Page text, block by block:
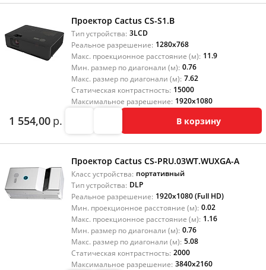
Проектор Cactus CS-S1.B
Тип устройства: 3LCD
Реальное разрешение: 1280x768
Макс. проекционное расстояние (м): 11.9
Мин. размер по диагонали (м): 0.76
Макс. размер по диагонали (м): 7.62
Статическая контрастность: 15000
Максимальное разрешение: 1920x1080
1 554,00 р. В корзину
Проектор Cactus CS-PRU.03WT.WUXGA-A
Класс устройства: портативный
Тип устройства: DLP
Реальное разрешение: 1920x1080 (Full HD)
Мин. проекционное расстояние (м): 0.02
Макс. проекционное расстояние (м): 1.16
Мин. размер по диагонали (м): 0.76
Макс. размер по диагонали (м): 5.08
Статическая контрастность: 2000
Максимальное разрешение: 3840x2160